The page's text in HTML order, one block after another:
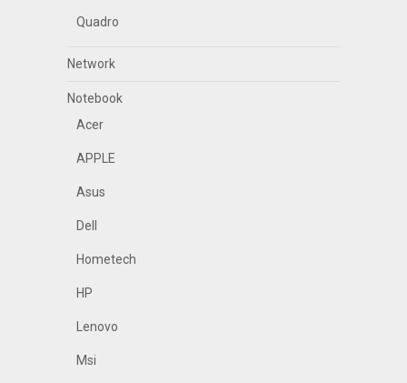
Quadro
Network
Notebook
Acer
APPLE
Asus
Dell
Hometech
HP
Lenovo
Msi